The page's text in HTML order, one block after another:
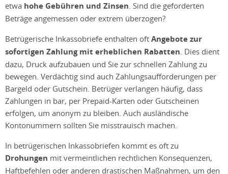
etwa hohe Gebühren und Zinsen. Sind die geforderten
Beträge angemessen oder extrem überzogen?
Betrügerische Inkassobriefe enthalten oft Angebote zur
sofortigen Zahlung mit erheblichen Rabatten. Dies dient
dazu, Druck aufzubauen und Sie zur schnellen Zahlung zu
bewegen. Verdächtig sind auch Zahlungsaufforderungen per
Bargeld oder Gutschein. Betrüger verlangen häufig, dass
Zahlungen in bar, per Prepaid-Karten oder Gutscheinen
erfolgen, um anonym zu bleiben. Auch ausländische
Kontonummern sollten Sie misstrauisch machen.
In betrügerischen Inkassobriefen kommt es oft zu
Drohungen mit vermeintlichen rechtlichen Konsequenzen,
Haftbefehlen oder anderen drastischen Maßnahmen, um den